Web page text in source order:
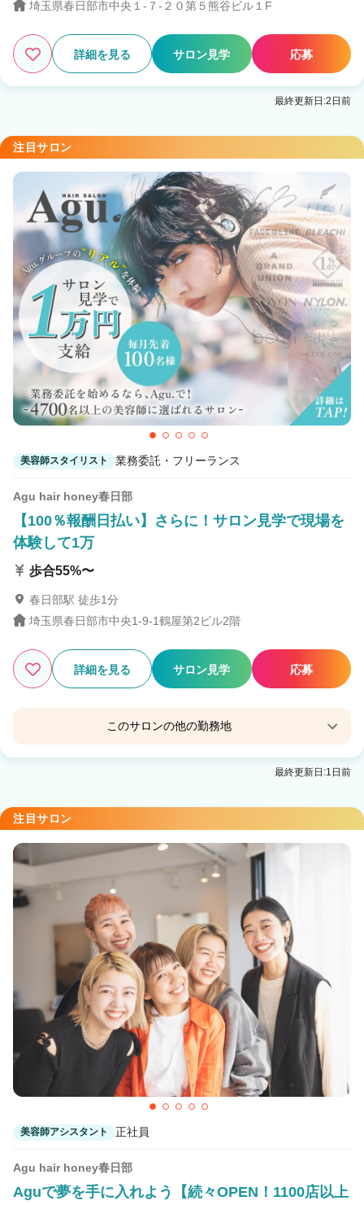
埼玉県春日部市中央１-７-２０第５熊谷ビル１F
詳細を見る サロン見学 応募
最終更新日:2日前
注目サロン
美容師スタイリスト 業務委託・フリーランス
Agu hair honey春日部
【100％報酬日払い】さらに！サロン見学で現場を
体験して1万
歩合55%〜
春日部駅 徒歩1分
埼玉県春日部市中央1-9-1鶴屋第2ビル2階
詳細を見る サロン見学 応募
このサロンの他の勤務地
Agu hair naughty 春日部2号
最終更新日:1日前
注目サロン
美容師アシスタント 正社員
Agu hair honey春日部
Aguで夢を手に入れよう【続々OPEN！1100店以上